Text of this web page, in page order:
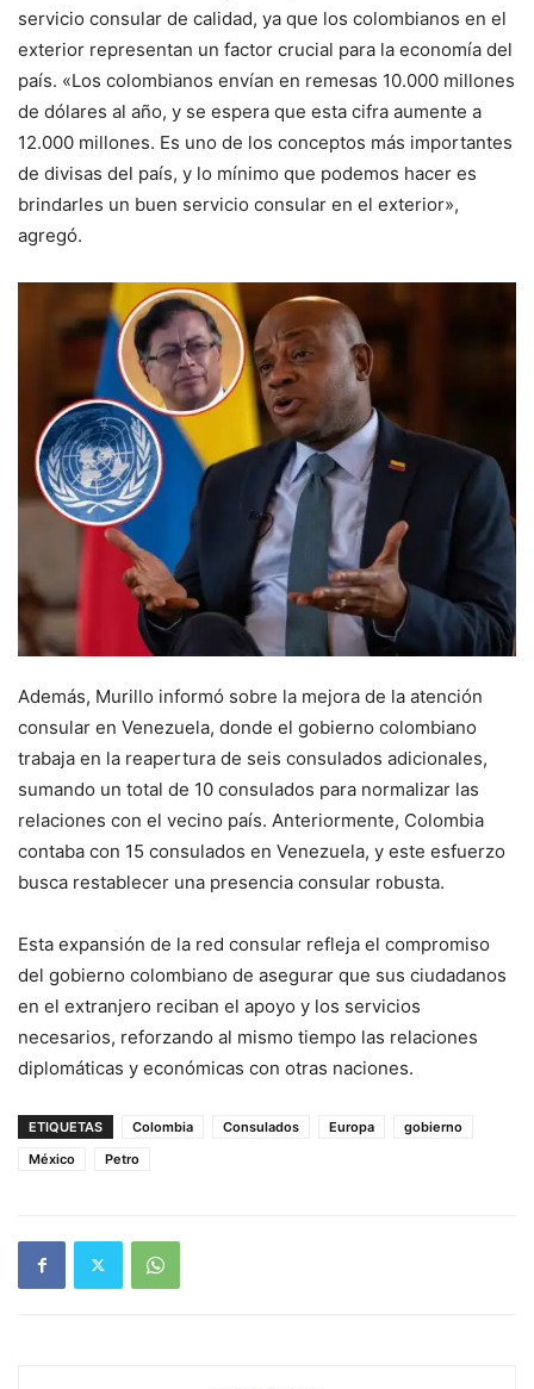
servicio consular de calidad, ya que los colombianos en el
exterior representan un factor crucial para la economía del
país. «Los colombianos envían en remesas 10.000 millones
de dólares al año, y se espera que esta cifra aumente a
12.000 millones. Es uno de los conceptos más importantes
de divisas del país, y lo mínimo que podemos hacer es
brindarles un buen servicio consular en el exterior»,
agregó.
Además, Murillo informó sobre la mejora de la atención
consular en Venezuela, donde el gobierno colombiano
trabaja en la reapertura de seis consulados adicionales,
sumando un total de 10 consulados para normalizar las
relaciones con el vecino país. Anteriormente, Colombia
contaba con 15 consulados en Venezuela, y este esfuerzo
busca restablecer una presencia consular robusta.
Esta expansión de la red consular refleja el compromiso
del gobierno colombiano de asegurar que sus ciudadanos
en el extranjero reciban el apoyo y los servicios
necesarios, reforzando al mismo tiempo las relaciones
diplomáticas y económicas con otras naciones.
ETIQUETAS Colombia Consulados Europa
gobierno
México
Petro